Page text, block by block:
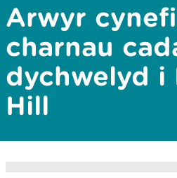
Arwyr
charnau
dychwelyd i
Hill